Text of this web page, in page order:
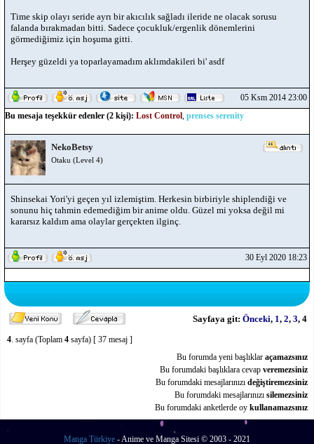
Time skip olayı seride ayrı bir akıcılık sağladı ileride ne olacak sorusu
falanda bırakmadan bitti. Sadece çocukluk/ergenlik dönemlerini
görmediğimiz için hoşuma gitti.
Herşey güzeldi ya toparlayamadım aklımdakileri bi' asdf
05 Ksm 2014 23:00
Bu mesaja teşekkür edenler (2 kişi): Lost Control prenses serenity
NekoBetsy
Otaku (Level 4)
Shinsekai Yori'yi geçen yıl izlemiştim. Herkesin birbiriyle shiplendiği ve
sonunu hiç tahmin edemediğim bir anime oldu. Güzel mi yoksa değil mi
kararsız kaldım ama olaylar gerçekten ilginç.
30 Eyl 2020 18:23
Sayfaya git: Önceki, 1, 2, 3, 4
4 . sayfa (Toplam 4 sayfa) [ 37 mesaj ]
Bu forumda yeni başlıklar açamazsınız
Bu forumdaki başlıklara cevap veremezsiniz
Bu forumdaki mesajlarınızı değiştiremezsiniz
Bu forumdaki mesajlarınızı silemezsiniz
Bu forumdaki anketlerde oy kullanamazsınız
Manga Türkiye - Anime ve Manga Sitesi © 2003 - 2021